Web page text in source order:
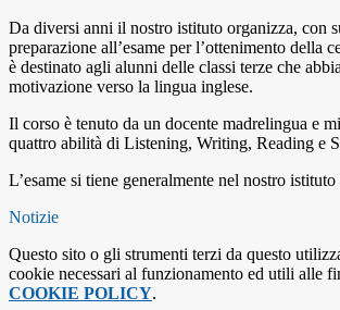
Da diversi anni il nostro istituto organizza, con
preparazione all’esame per l’ottenimento della
è destinato agli alunni delle classi terze che
motivazione verso la lingua inglese.
Il corso è tenuto da un docente madrelingua e
quattro abilità di Listening, Writing, Reading e
L’esame si tiene generalmente nel nostro
Notizie
Questo sito o gli strumenti terzi da questo
cookie necessari al funzionamento ed utili alle
COOKIE POLICY.